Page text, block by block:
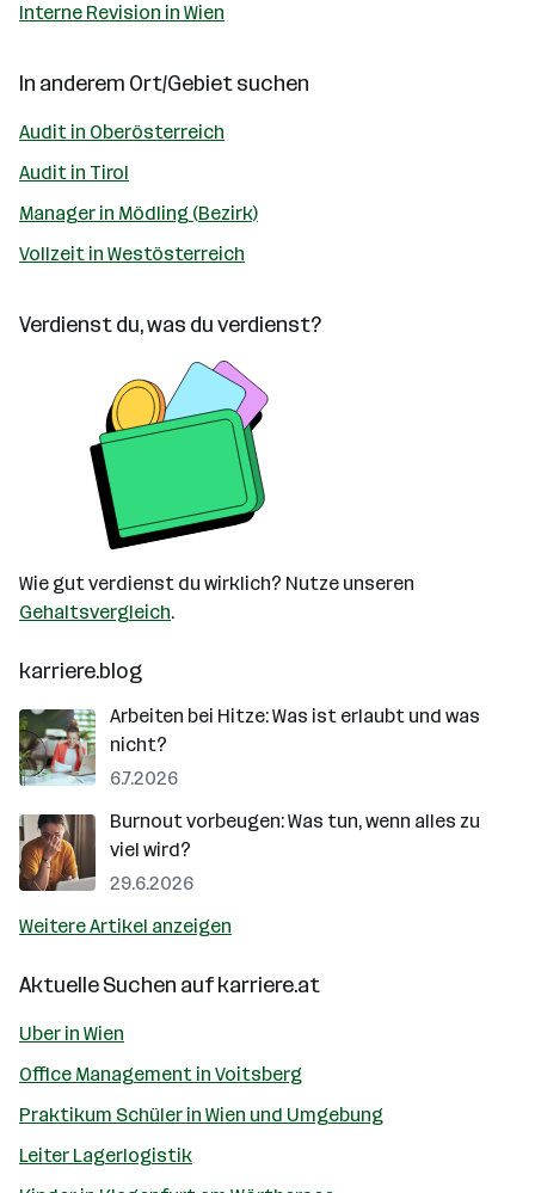
Interne Revision in Wien
In anderem Ort/Gebiet suchen
Audit in Oberösterreich
Audit in Tirol
Manager in Mödling (Bezirk)
Vollzeit in Westösterreich
Verdienst du, was du verdienst?
Wie gut verdienst du wirklich? Nutze unseren
Gehaltsvergleich.
karriere.blog
Arbeiten bei Hitze: Was ist erlaubt und was
nicht?
6.7.2026
Burnout vorbeugen: Was tun, wenn alles zu
viel wird?
29.6.2026
Weitere Artikel anzeigen
Aktuelle Suchen aufkarriere.at
Uber in Wien
Office Management in Voitsberg
Praktikum Schüler in Wien und Umgebung
Leiter Lagerlogistik